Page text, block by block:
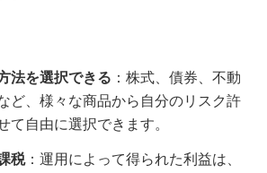
法を選択できる ：株式、債券、不動
ど、様々な商品から自分のリスク許
て自由に選択できます。
税：運用によって得られた利益は、